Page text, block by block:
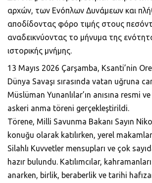
αρχών, των Ενόπλων Δυνάμεων και
αποδίδοντας φόρο τιμής στους
αναδεικνύοντας το μήνυμα της
ιστορικής μνήμης.
13 Mayıs 2026 Çarşamba, Ksanti’nin
Dünya Savaşı sırasında vatan uğruna
Müslüman Yunanlılar’ın anısına resmi
askeri anma töreni gerçekleştirildi.
Törene, Milli Savunma Bakanı Sayın
konuğu olarak katılırken, yerel
Silahlı Kuvvetler mensupları ve çok
hazır bulundu. Katılımcılar,
anarken, birlik, beraberlik ve tarihi